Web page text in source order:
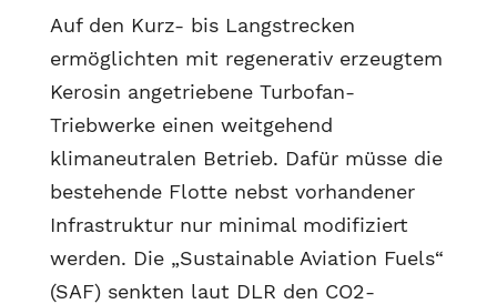
Auf den Kurz- bis Langstrecken
ermöglichten mit regenerativ erzeugtem
Kerosin angetriebene Turbofan-
Triebwerke einen weitgehend
klimaneutralen Betrieb. Dafür müsse die
bestehende Flotte nebst vorhandener
Infrastruktur nur minimal modifiziert
werden. Die „Sustainable Aviation Fuels“
(SAF) senkten laut DLR den CO2-